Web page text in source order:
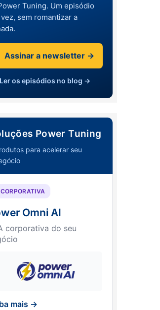
Tuning. Um episódio
sem romantizar a
Assinar a newsletter →
Ler os episódios no blog →
Power Tuning
para acelerar seu
Omni AI
corporativa do seu
mais →